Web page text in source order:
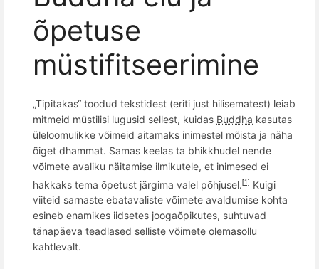
õpetuse
müstifitseerimine
„Tipitakas“ toodud tekstidest (eriti just hilisematest) leiab
mitmeid müstilisi lugusid sellest, kuidas Buddha kasutas
üleloomulikke võimeid aitamaks inimestel mõista ja näha
õiget dhammat. Samas keelas ta bhikkhudel nende
võimete avaliku näitamise ilmikutele, et inimesed ei
hakkaks tema õpetust järgima valel põhjusel. [1]
Kuigi
viiteid sarnaste ebatavaliste võimete avaldumise kohta
esineb enamikes iidsetes joogaõpikutes, suhtuvad
tänapäeva teadlased selliste võimete olemasollu
kahtlevalt.